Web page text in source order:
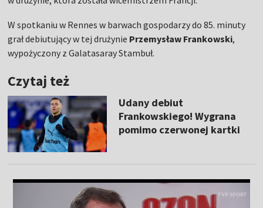
W spotkaniu w Rennes w barwach gospodarzy do 85. minuty
grał debiutujący w tej drużynie Przemysław Frankowski,
wypożyczony z Galatasaray Stambuł.
Czytaj też
Udany debiut
Frankowskiego! Wygrana
pomimo czerwonej kartki